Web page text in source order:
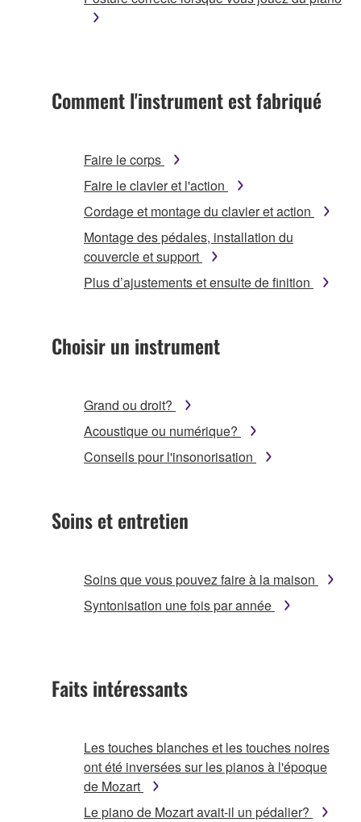
Comment l'instrument est fabriqué
Faire le corps
Faire le clavier et l'action
Cordage et montage du clavier et action
Montage des pédales, installation du
couvercle et support
Plus d’ajustements et ensuite de finition
Choisir un instrument
Grand ou droit?
Acoustique ou numérique?
Conseils pour l'insonorisation
Soins et entretien
Soins que vous pouvez faire à la maison
Syntonisation une fois par année
Faits intéressants
Les touches blanches et les touches noires
ont été inversées sur les pianos à l'époque
de Mozart
Le piano de Mozart avait-il un pédalier?